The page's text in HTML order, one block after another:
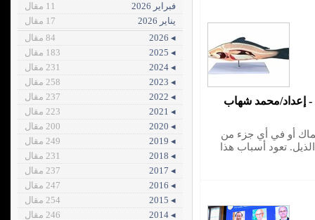
- إعداد/محمد شهاب
أو في أي جزء من
تعود أسباب هذا
فبراير 2026
11 مقال
يناير 2026
17 مقال
◂ 2026
84 مقال
◂ 2025
183 مقال
◂ 2024
231 مقال
◂ 2023
258 مقال
◂ 2022
237 مقال
◂ 2021
223 مقال
◂ 2020
200 مقال
◂ 2019
249 مقال
◂ 2018
231 مقال
◂ 2017
237 مقال
◂ 2016
247 مقال
◂ 2015
254 مقال
◂ 2014
246 مقال